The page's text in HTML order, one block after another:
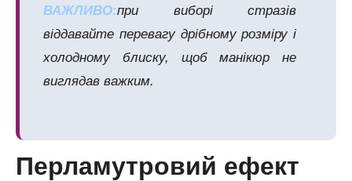
ВАЖЛИВО:при виборі стразів
віддавайте перевагу дрібному розміру і
холодному блиску, щоб манікюр не
виглядав важким.
Перламутровий ефект